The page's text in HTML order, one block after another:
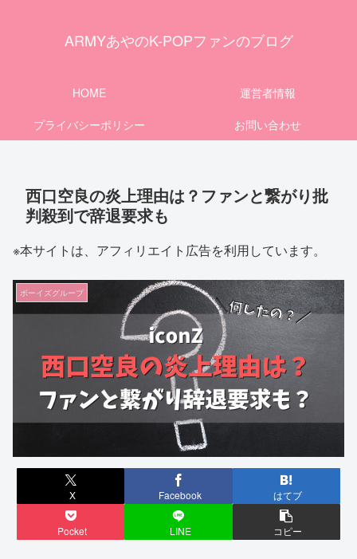
ARMYあやのK-POPファンのブログ
HOME
運営者情報
プライバシーポリシー
お問い合わせ
西口空良の炎上理由は？ファンと繋がり批
判殺到で辞退要求も
※本サイトは、アフィリエイト広告を利用しています。
ボーイズグループ
X Facebook はてブ
Pocket LINE コピー